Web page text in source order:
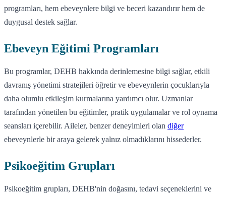
programları, hem ebeveynlere bilgi ve beceri kazandırır hem de
duygusal destek sağlar.
Ebeveyn Eğitimi Programları
Bu programlar, DEHB hakkında derinlemesine bilgi sağlar, etkili
davranış yönetimi stratejileri öğretir ve ebeveynlerin çocuklarıyla
daha olumlu etkileşim kurmalarına yardımcı olur. Uzmanlar
tarafından yönetilen bu eğitimler, pratik uygulamalar ve rol oynama
seansları içerebilir. Aileler, benzer deneyimleri olan diğer
ebeveynlerle bir araya gelerek yalnız olmadıklarını hissederler.
Psikoeğitim Grupları
Psikoeğitim grupları, DEHB'nin doğasını, tedavi seçeneklerini ve